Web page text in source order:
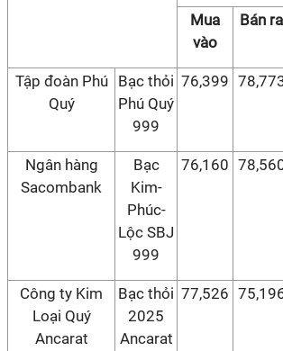
Mua
vào
Bán ra
Tập đoàn Phú
Quý
Bạc thỏi
Phú Quý
999
76,399
Ngân hàng
Sacombank
Bạc
Kim-
Phúc-
Lộc SBJ
999
76,160
Công ty Kim
Loại Quý
Ancarat
Bạc thỏi
2025
Ancarat
77,526